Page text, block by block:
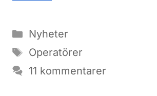
Kategorier
Nyheter
Etiketter
Operatörer
11 kommentarer